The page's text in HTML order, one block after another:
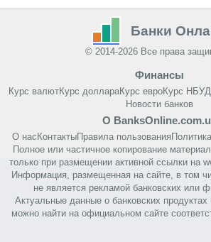
Банки
© 2014-2026 Все права
Финансы
Курс валютКурс доллараКурс евроКурс НБУ
Новости банков
О
О нас КонтактыПравила пользования
Полное или частичное копирование
только при размещении активной ссылки на
Информация, размещенная на сайте, в том
не является рекламой банковских или
Актуальные данные о банковских
можно найти на официальном сайте